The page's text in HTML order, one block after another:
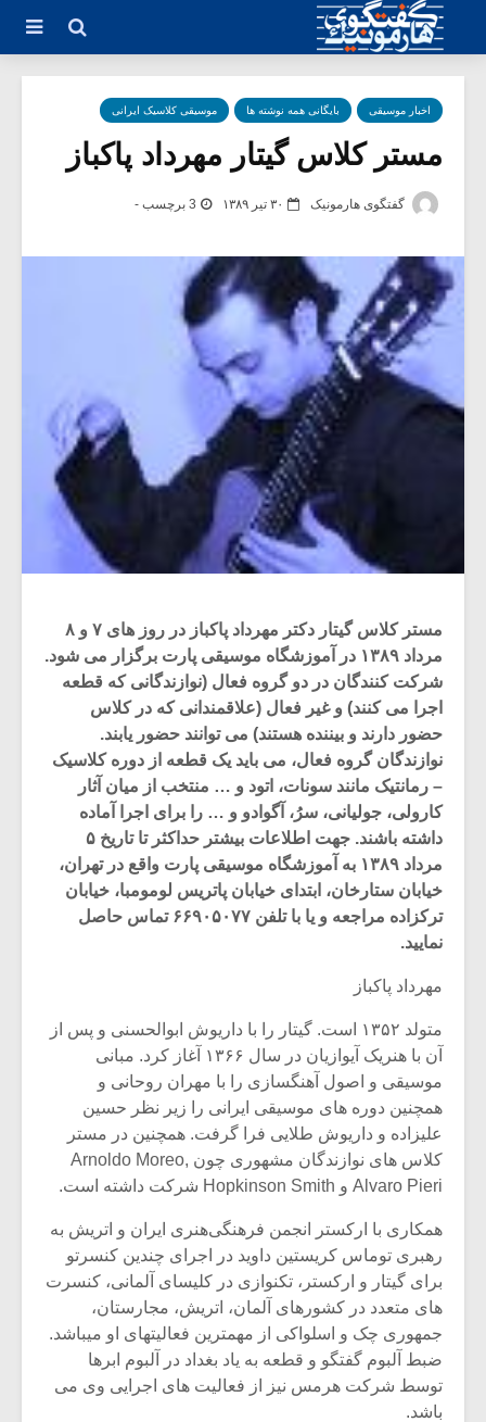
اخبار موسیقی بایگانی همه نوشته ها موسیقی کلاسیک ایرانی
مستر کلاس گیتار مهرداد پاکباز
گفتگوی هارمونیک ۳۰ تیر ۱۳۸۹ 3 برچسب -
مستر کلاس گیتار دکتر مهرداد پاکباز در روز های ۷ و ۸
مرداد ۱۳۸۹ در آموزشگاه موسیقی پارت برگزار می شود.
شرکت کنندگان در دو گروه فعال (نوازندگانی که قطعه
اجرا می کنند) و غیر فعال (علاقمندانی که در کلاس
حضور دارند و بیننده هستند) می توانند حضور یابند.
نوازندگان گروه فعال، می باید یک قطعه از دوره کلاسیک
– رمانتیک مانند سونات، اتود و … منتخب از میان آثار
کارولی، جولیانی، سرُ، آگوادو و … را برای اجرا آماده
داشته باشند. جهت اطلاعات بیشتر حداکثر تا تاریخ ۵
مرداد ۱۳۸۹ به آموزشگاه موسیقی پارت واقع در تهران،
خیابان ستارخان، ابتدای خیابان پاتریس لومومبا، خیابان
ترکزاده مراجعه و یا با تلفن ۶۶۹۰۵۰۷۷ تماس حاصل
نمایید.
مهرداد پاکباز
متولد ۱۳۵۲ است. گیتار را با داریوش ابوالحسنی و پس از
آن با هنریک آیوازیان در سال ۱۳۶۶ آغاز کرد. مبانی
موسیقی و اصول آهنگسازی را با مهران روحانی و
همچنین دوره های موسیقی ایرانی را زیر نظر حسین
علیزاده و داریوش طلایی فرا گرفت. همچنین در مستر
کلاس های نوازندگان مشهوری چون Arnoldo Moreo,
Alvaro Pieri و Hopkinson Smith شرکت داشته است.
همکاری با ارکستر انجمن فرهنگی‌هنری ایران و اتریش به
رهبری توماس کریستین داوید در اجرای چندین کنسرتو
برای گیتار و ارکستر، تکنوازی در کلیسای آلمانی، کنسرت
های متعدد در کشورهای آلمان، اتریش، مجارستان،
جمهوری چک و اسلواکی از مهمترین فعالیتهای او میباشد.
ضبط آلبوم گفتگو و قطعه به یاد بغداد در آلبوم ابرها
توسط شرکت هرمس نیز از فعالیت های اجرایی وی می
باشد.
میکلوش روژا